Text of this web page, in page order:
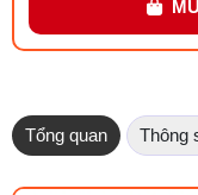
Tổng quan Thông